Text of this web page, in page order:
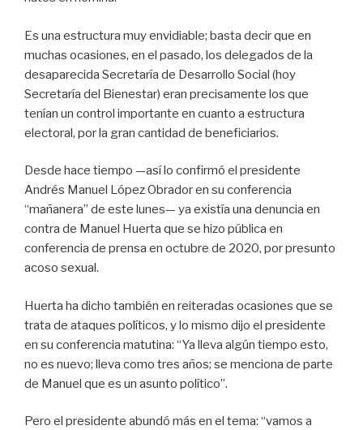
Es una estructura muy envidiable; basta decir que en
muchas ocasiones, en el pasado, los delegados de la
desaparecida Secretaría de Desarrollo Social (hoy
Secretaría del Bienestar) eran precisamente los que
tenían un control importante en cuanto a estructura
electoral, por la gran cantidad de beneficiarios.
Desde hace tiempo —así lo confirmó el presidente
Andrés Manuel López Obrador en su conferencia
“mañanera” de este lunes— ya existía una denuncia en
contra de Manuel Huerta que se hizo pública en
conferencia de prensa en octubre de 2020, por presunto
acoso sexual.
Huerta ha dicho también en reiteradas ocasiones que se
trata de ataques políticos, y lo mismo dijo el presidente
en su conferencia matutina: “Ya lleva algún tiempo esto,
no es nuevo; lleva como tres años; se menciona de parte
de Manuel que es un asunto político”.
Pero el presidente abundó más en el tema: “vamos a